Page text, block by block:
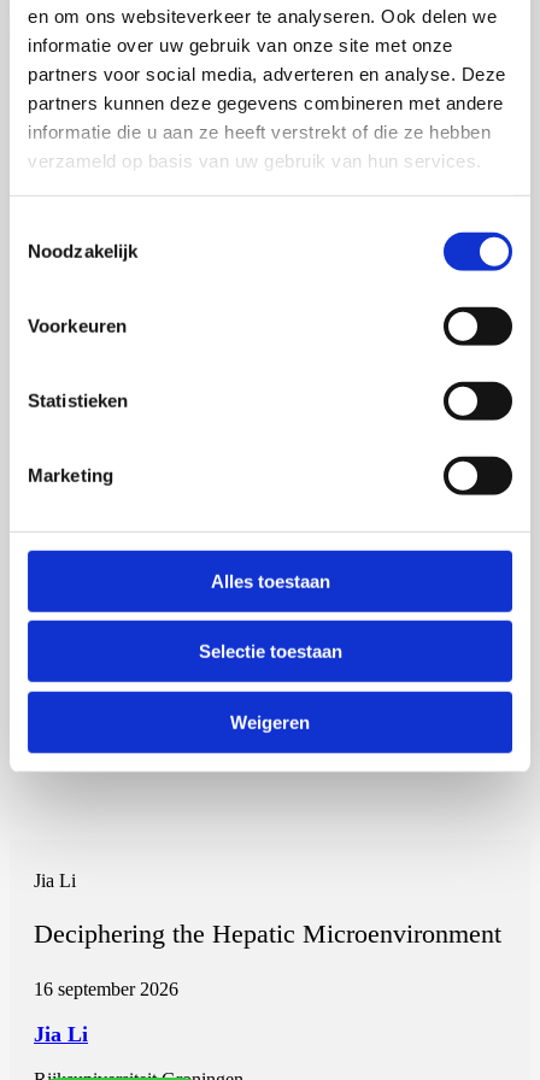
en om ons websiteverkeer te analyseren. Ook delen we
informatie over uw gebruik van onze site met onze
partners voor social media, adverteren en analyse. Deze
partners kunnen deze gegevens combineren met andere
informatie die u aan ze heeft verstrekt of die ze hebben
verzameld op basis van uw gebruik van hun services.
Noodzakelijk
Voorkeuren
Statistieken
Marketing
Alles toestaan
Selectie toestaan
Weigeren
Jia Li
Deciphering the Hepatic Microenvironment
16 september 2026
Jia Li